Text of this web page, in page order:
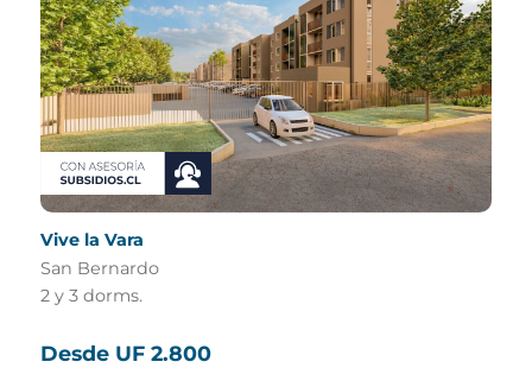
Vive la Vara
San Bernardo
2 y 3 dorms.
Desde UF 2.800